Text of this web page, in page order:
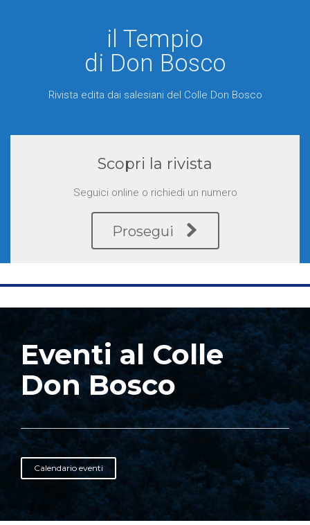
il Tempio
di Don Bosco
Rivista edita dai salesiani del Colle Don Bosco
Scopri la rivista
Seguici online o richiedi un numero
Prosegui 
Eventi al Colle
Don Bosco
Calendario eventi